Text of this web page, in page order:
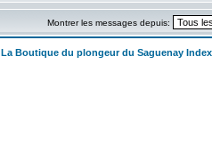
Montrer les messages depuis:
La Boutique du plongeur du Saguenay